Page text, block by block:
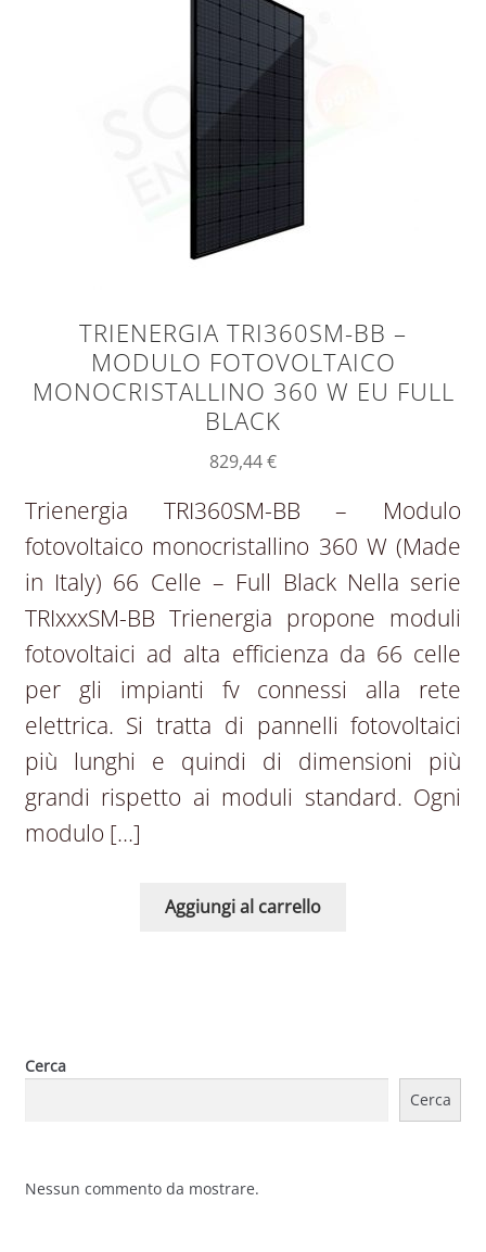
TRIENERGIA TRI360SM-BB –
MODULO FOTOVOLTAICO
MONOCRISTALLINO 360 W EU FULL
BLACK
829,44€
Trienergia TRI360SM-BB – Modulo
fotovoltaico monocristallino 360 W (Made
in Italy) 66 Celle – Full Black Nella serie
TRIxxxSM-BB Trienergia propone moduli
fotovoltaici ad alta efficienza da 66 celle
per gli impianti fv connessi alla rete
elettrica. Si tratta di pannelli fotovoltaici
più lunghi e quindi di dimensioni più
grandi rispetto ai moduli standard. Ogni
modulo […]
Aggiungi al carrello
Cerca
Cerca
Nessun commento da mostrare.